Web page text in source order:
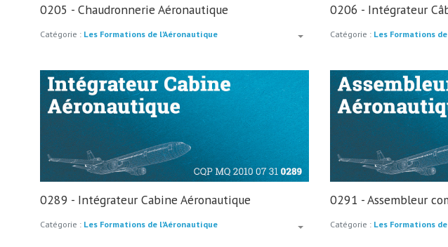
0205 - Chaudronnerie Aéronautique
Catégorie : Les Formations de l'Aéronautique
0206 - Intégrateur
Catégorie : Les Formations
0289 - Intégrateur Cabine Aéronautique
Catégorie : Les Formations de l'Aéronautique
0291 - Assembleur
Catégorie : Les Formations